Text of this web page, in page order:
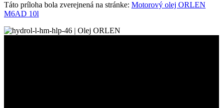
Táto príloha bola zverejnená na stránke: Motorový olej ORLEN
M6AD 10l